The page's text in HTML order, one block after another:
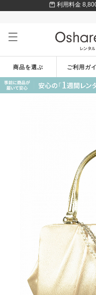
利用料金
商品を選ぶ ご利用ガ